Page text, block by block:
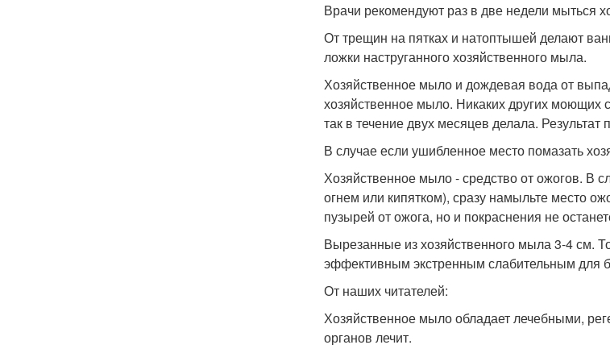
Врачи рекомендуют раз в две недели мыться
От трещин на пятках и натоптышей делают
ложки наструганного хозяйственного мыла.
Хозяйственное мыло и дождевая вода от
хозяйственное мыло. Никаких других моющих
так в течение двух месяцев делала. Результат
В случае если ушибленное место помазать
Хозяйственное мыло - средство от ожогов. В
огнем или кипятком), сразу намыльте место
пузырей от ожога, но и покраснения не
Вырезанные из хозяйственного мыла 3-4 см.
эффективным экстренным слабительным для
От наших читателей:
Хозяйственное мыло обладает лечебными,
органов лечит.